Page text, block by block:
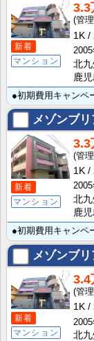
新着
マンション
3.3
1K
2005
北
鹿
メゾンブリ
新着
マンション
3.3
1K
2005
北
鹿
メゾンブリ
新着
マンション
3.4
1K
北